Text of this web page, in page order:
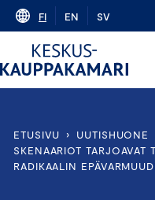
Skip
content
FI EN SV
ETUSIVU › UUTISHUONE
SKENAARIOT TARJOAVAT
RADIKAALIN